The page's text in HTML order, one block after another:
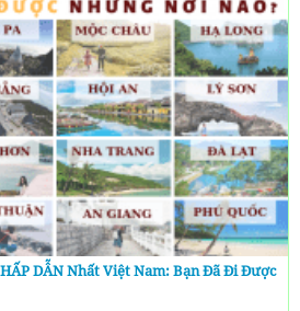
DẪN Nhất Việt Nam: Bạn Đã Đi Được